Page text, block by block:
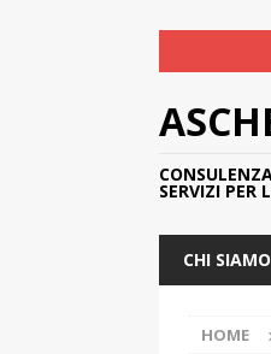
SERVIZI PER
CHI SIAMO
HOME